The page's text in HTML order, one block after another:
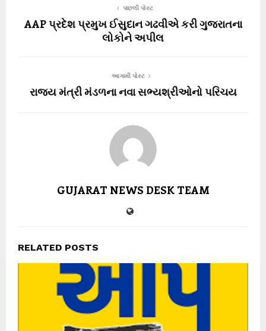
પાછલી પોસ્ટ
AAP પ્રદેશ પ્રમુખ ઈસુદાન ગઢવીએ કરી ગુજરાતના
લોકોને અપીલ
આગામી પોસ્ટ
રાજ્ય મંત્રી મંડળના નવા સભ્યશ્રીઓનો પરિચય
GUJARAT NEWS DESK TEAM
RELATED POSTS